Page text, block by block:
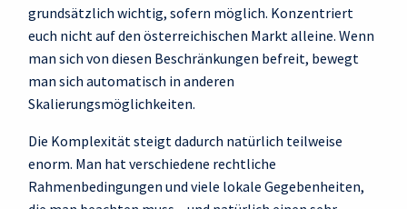
grundsätzlich wichtig, sofern möglich. Konzentriert
euch nicht auf den österreichischen Markt alleine. Wenn
man sich von diesen Beschränkungen befreit, bewegt
man sich automatisch in anderen
Skalierungsmöglichkeiten.
Die Komplexität steigt dadurch natürlich teilweise
enorm. Man hat verschiedene rechtliche
Rahmenbedingungen und viele lokale Gegebenheiten,